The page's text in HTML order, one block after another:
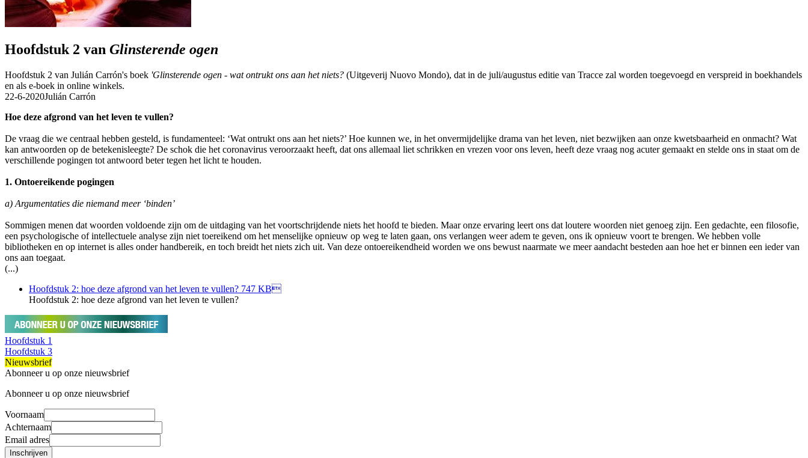
Hoofdstuk 2 van Glinsterende ogen
Hoofdstuk 2 van Julián Carrón's boek 'Glinsterende ogen - wat ontrukt ons aan het niets? (Uitgeverij Nuovo Mondo), dat in de juli/augustus editie van Tracce zal worden toegevoegd en verspreid in boekhandels
en als e-boek in online winkels.
22-6-2020Julián Carrón
Hoe deze afgrond van het leven te vullen?
De vraag die we centraal hebben gesteld, is fundamenteel: ‘Wat ontrukt ons aan het niets?’ Hoe kunnen we, in het onvermijdelijke drama van het leven, niet bezwijken aan onze kwetsbaarheid en onmacht? Wat
kan antwoorden op de betekenisleegte? De schok die het coronavirus veroorzaakt heeft, dat ons allemaal liet schrikken en vrezen voor ons leven, heeft deze vraag nog acuter gemaakt en stelde ons in staat om de
verschillende pogingen tot antwoord beter tegen het licht te houden.
1. Ontoereikende pogingen
a) Argumentaties die niemand meer ‘binden’
Sommigen menen dat woorden voldoende zijn om de uitdaging van het voortschrijdende niets het hoofd te bieden. Maar onze ervaring leert ons dat loutere woorden niet genoeg zijn. Een gedachte, een filosofie,
een psychologische of intellectuele analyse zijn niet toereikend om het menselijke opnieuw op weg te laten gaan, ons verlangen weer adem te geven, ons ik opnieuw voort te brengen. We hebben volle
bibliotheken en op internet is alles onder handbereik, en toch breidt het niets zich uit. Van deze ontoereikendheid worden we ons bewust naarmate we meer aandacht besteden aan hoe het er binnen een ieder van
ons aan toegaat.
(...)
Hoofdstuk 2: hoe deze afgrond van het leven te vullen? 747 KB
Hoofdstuk 2: hoe deze afgrond van het leven te vullen?
Hoofdstuk 1
Hoofdstuk 3
Nieuwsbrief
Abonneer u op onze nieuwsbrief
Abonneer u op onze nieuwsbrief
Voornaam
Achternaam
Email adres
Inschrijven